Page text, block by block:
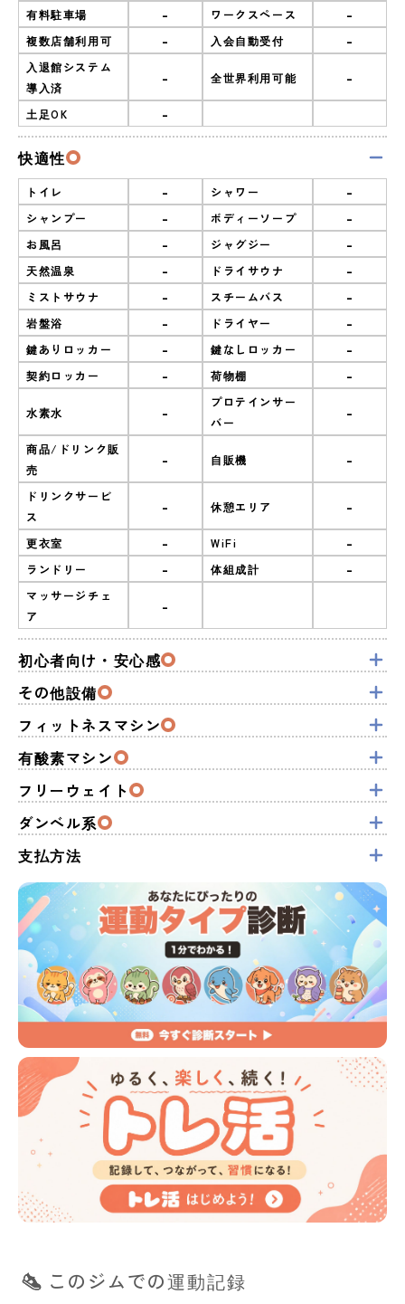
有料駐車場
- ワークスペース -
複数店舗利用可 - 入会自動受付 -
入退館システム
導入済
- 全世界利用可能 -
土足OK -
快適性
トイレ - シャワー -
シャンプー - ボディーソープ -
お風呂 - ジャグジー -
天然温泉 - ドライサウナ -
ミストサウナ - スチームバス -
岩盤浴 - ドライヤー -
鍵ありロッカー - 鍵なしロッカー -
契約ロッカー - 荷物棚 -
水素水 -
プロテインサー
バー
-
商品/ドリンク販
売
- 自販機 -
ドリンクサービ
ス
- 休憩エリア -
更衣室 - WiFi -
ランドリー - 体組成計 -
マッサージチェ
ア
-
初心者向け・安心感
その他設備
フィットネスマシン
有酸素マシン
フリーウェイト
ダンベル系
支払方法
このジムでの運動記録